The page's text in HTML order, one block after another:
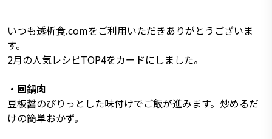
いつも透析食.comをご利用いただきありがとうございま
す。
2月の人気レシピTOP4をカードにしました。
・回鍋肉
豆板醤のぴりっとした味付けでご飯が進みます。炒めるだ
けの簡単おかず。